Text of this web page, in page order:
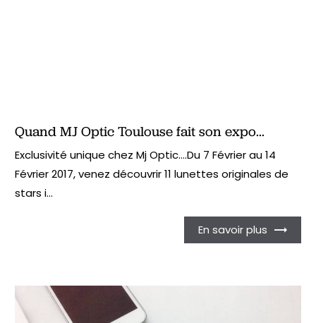
Quand MJ Optic Toulouse fait son expo...
Exclusivité unique chez Mj Optic....Du 7 Février au 14
Février 2017, venez découvrir 11 lunettes originales de
stars i...
En savoir plus